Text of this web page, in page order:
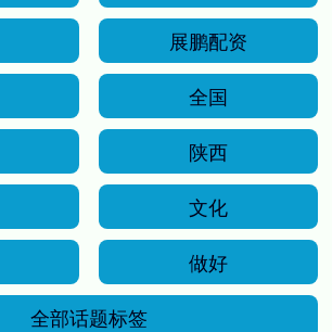
展鹏配资
全国
陕西
文化
做好
全部话题标签